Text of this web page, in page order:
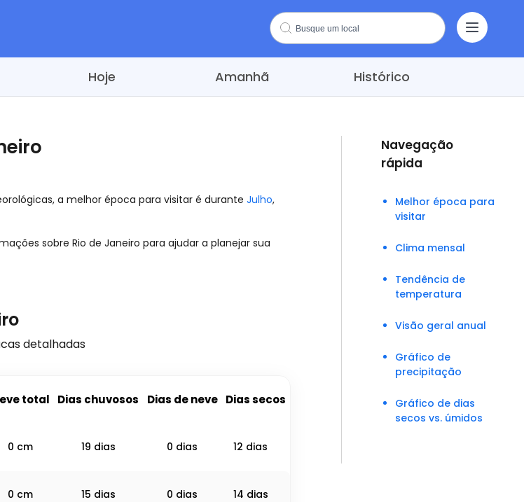
Hoje Amanhã Histórico
a melhor época para visitar é durante Julho,
sobre Rio de Janeiro para ajudar a planejar sua
detalhadas
total Dias chuvosos Dias de neve Dias secos
0 cm 19 dias 0 dias 12 dias
0 cm 15 dias 0 dias 14 dias
Navegação
rápida
Melhor época para
visitar
Clima mensal
Tendência de
temperatura
Visão geral anual
Gráfico de
precipitação
Gráfico de dias
secos vs. úmidos